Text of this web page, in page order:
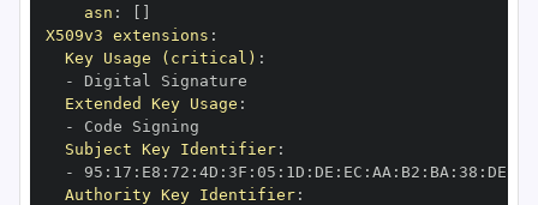
asn :
X509v3 extensions :
Key Usage (critical) :
-
Extended Key Usage :
-
Subject Key Identifier:
-
95 : 17 : E8 : 72 : 4D : 3F : 05 : 1D : DE : EC : AA : B2 : BA : 38 : DE
Authority Key Identifier: